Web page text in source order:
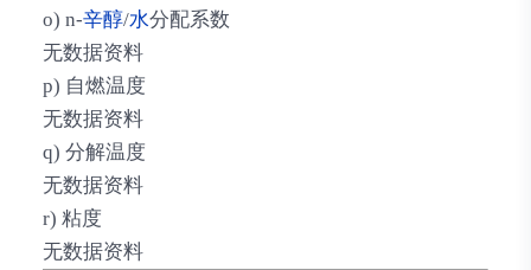
o) n-辛醇/水分配系数
无数据资料
p) 自燃温度
无数据资料
q) 分解温度
无数据资料
r) 粘度
无数据资料